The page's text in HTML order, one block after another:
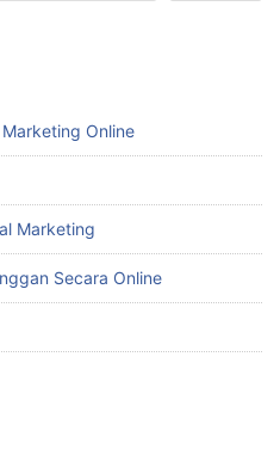
Online
Marketing
Secara Online